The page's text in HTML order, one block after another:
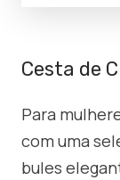
Cesta de
Para
com uma
bules